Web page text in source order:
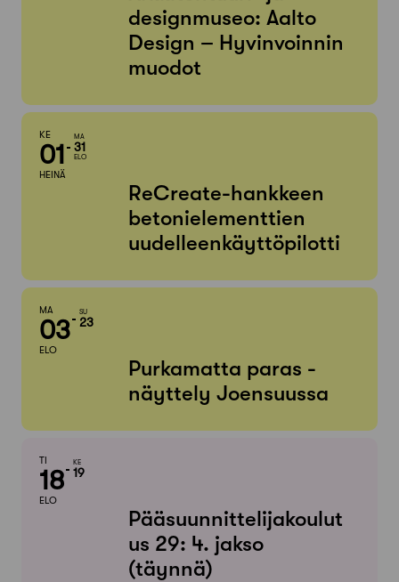
designmuseo: Aalto
Design – Hyvinvoinnin
muodot
KE
01
HEINÄ
MA
31
ELO
ReCreate-hankkeen
betonielementtien
uudelleenkäyttöpilotti
MA
03
ELO
SU
23
Purkamatta paras -
näyttely Joensuussa
TI
18
ELO
KE
19
Pääsuunnittelijakoulut
us 29: 4. jakso
(täynnä)